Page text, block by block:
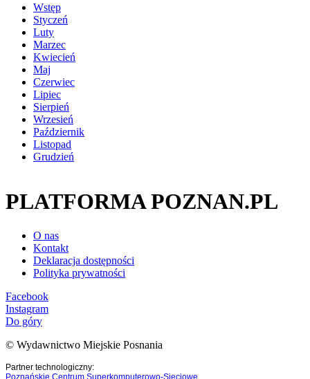
Wstęp
Styczeń
Luty
Marzec
Kwiecień
Maj
Czerwiec
Lipiec
Sierpień
Wrzesień
Październik
Listopad
Grudzień
PLATFORMA POZNAN.PL
O nas
Kontakt
Deklaracja dostępności
Polityka prywatności
Facebook
Instagram
Do góry
© Wydawnictwo Miejskie Posnania
Partner technologiczny:
Poznańskie Centrum Superkomputerowo-Sieciowe